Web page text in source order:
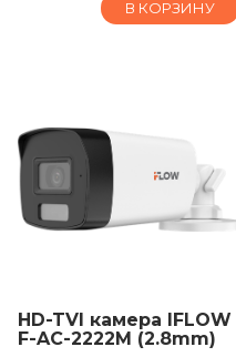
В КОРЗИНУ
HD-TVI камера IFLOW
F-AC-2222M (2.8mm)